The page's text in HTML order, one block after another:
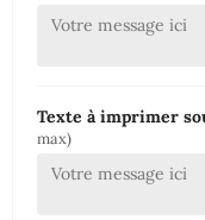
Texte à imprimer
max)